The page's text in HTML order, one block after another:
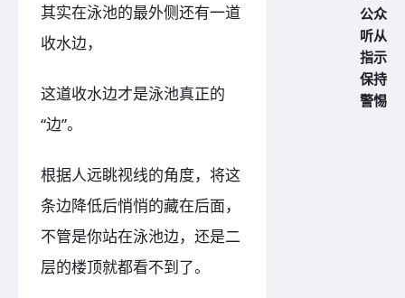
其实在泳池的最外侧还有一道
收水边，
这道收水边才是泳池真正的
“边”。
根据人远眺视线的角度，将这
条边降低后悄悄的藏在后面，
不管是你站在泳池边，还是二
层的楼顶就都看不到了。
公众
听从
指示
保持
警惕